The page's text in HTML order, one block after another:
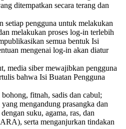
ditempatkan secara terang dan
setiap pengguna untuk melakukan
melakukan proses log-in terlebih
semua bentuk Isi
mengenai log-in akan diatur
media siber mewajibkan pengguna
bahwa Isi Buatan Pengguna
fitnah, sadis dan cabul;
mengandung prasangka dan
suku, agama, ras, dan
serta menganjurkan tindakan